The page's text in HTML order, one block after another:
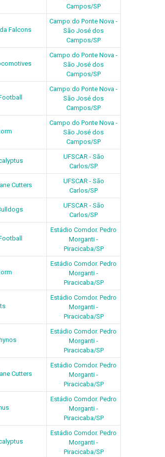
Campos/SP
Falcons
Campo do Ponte Nova -
São José dos
Campos/SP
Campo do Ponte Nova -
São José dos
Campos/SP
Campo do Ponte Nova -
São José dos
Campos/SP
Campo do Ponte Nova -
São José dos
Campos/SP
UFSCAR - São
Carlos/SP
Cutters
UFSCAR - São
Carlos/SP
UFSCAR - São
Carlos/SP
Estádio Comdor. Pedro
Morganti -
Piracicaba/SP
Estádio Comdor. Pedro
Morganti -
Piracicaba/SP
Estádio Comdor. Pedro
Morganti -
Piracicaba/SP
Estádio Comdor. Pedro
Morganti -
Piracicaba/SP
Cutters
Estádio Comdor. Pedro
Morganti -
Piracicaba/SP
Estádio Comdor. Pedro
Morganti -
Piracicaba/SP
Estádio Comdor. Pedro
Morganti -
Piracicaba/SP